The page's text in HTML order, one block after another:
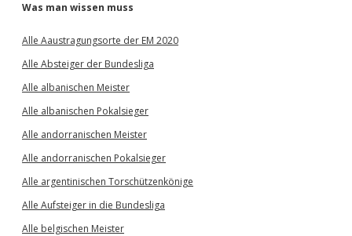
Was man wissen muss
Alle Aaustragungsorte der EM 2020
Alle Absteiger der Bundesliga
Alle albanischen Meister
Alle albanischen Pokalsieger
Alle andorranischen Meister
Alle andorranischen Pokalsieger
Alle argentinischen Torschützenkönige
Alle Aufsteiger in die Bundesliga
Alle belgischen Meister